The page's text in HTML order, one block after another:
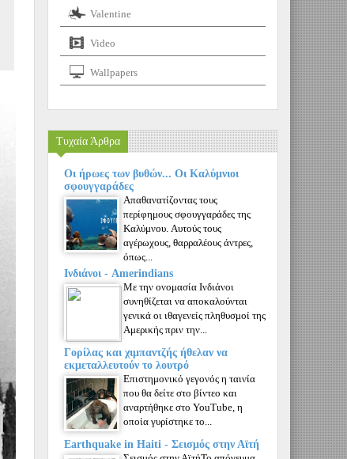
Valentine
Video
Wallpapers
Τυχαία Άρθρα
Οι ήρωες των βυθών... Οι Καλύμνιοι
σφουγγαράδες
Απαθανατίζοντας τους
περίφημους σφουγγαράδες της
Καλύμνου. Aυτούς τους
αγέρωχους, θαρραλέους άντρες,
όπως...
Ινδιάνοι - Amerindians
Με την ονομασία Ινδιάνοι
συνηθίζεται να αποκαλούνται
γενικά οι ιθαγενείς πληθυσμοί της
Αμερικής πριν την...
Γορίλας και χιμπαντζής ήθελαν να
εκμεταλλευτούν το λουτρό
Επιστημονικό γεγονός η ταινία
που θα δείτε στο βίντεο και
αναρτήθηκε στο YouTube, η
οποία γυρίστηκε το...
Earthquake in Haiti - Σεισμός στην Αϊτή